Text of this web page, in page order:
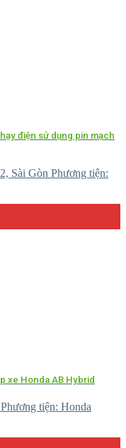
điện sử dụng pin mạch
Sài Gòn Phương tiện:
xe Honda AB Hybrid
tiện: Honda